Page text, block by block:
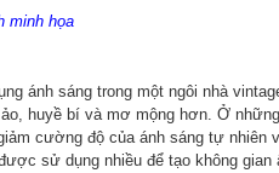
minh họa
ánh sáng trong một ngôi nhà
huyề bí và mơ mộng hơn. Ở
cường độ của ánh sáng tự nhiên
sử dụng nhiều để tạo không gian